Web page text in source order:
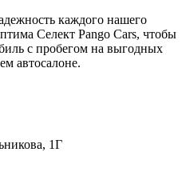
каждого нашего
Селект Pango Cars, чтобы
с пробегом на выгодных
автосалоне.
1Г